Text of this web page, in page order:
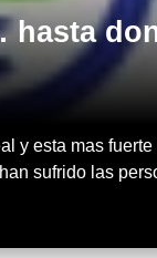
hasta
y esta mas
sufrido las